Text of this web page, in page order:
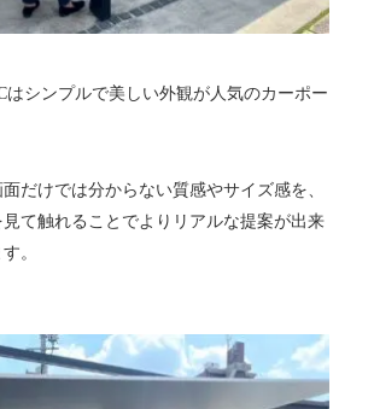
はシンプルで美しい外観が人気のカーポー
だけでは分からない質感やサイズ感を、
て触れることでよりリアルな提案が出来
。